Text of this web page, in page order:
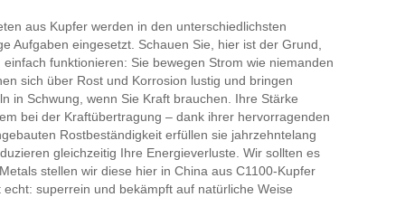
aus Kupfer werden in den unterschiedlichsten
Aufgaben eingesetzt. Schauen Sie, hier ist der Grund,
funktionieren: Sie bewegen Strom wie niemanden
sich über Rost und Korrosion lustig und bringen
in Schwung, wenn Sie Kraft brauchen. Ihre Stärke
bei der Kraftübertragung – dank ihrer hervorragenden
Rostbeständigkeit erfüllen sie jahrzehntelang
gleichzeitig Ihre Energieverluste. Wir sollten es
stellen wir diese hier in China aus C1100-Kupfer
echt: superrein und bekämpft auf natürliche Weise